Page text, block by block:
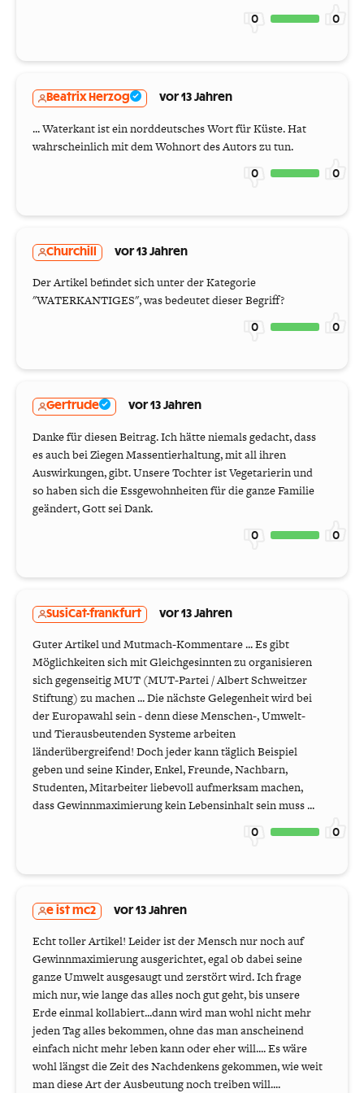
0 0
Beatrix Herzog vor 13 Jahren
... Waterkant ist ein norddeutsches Wort für Küste. Hat
wahrscheinlich mit dem Wohnort des Autors zu tun.
0 0
Churchill vor 13 Jahren
Der Artikel befindet sich unter der Kategorie
"WATERKANTIGES", was bedeutet dieser Begriff?
0 0
Gertrude vor 13 Jahren
Danke für diesen Beitrag. Ich hätte niemals gedacht, dass
es auch bei Ziegen Massentierhaltung, mit all ihren
Auswirkungen, gibt. Unsere Tochter ist Vegetarierin und
so haben sich die Essgewohnheiten für die ganze Familie
geändert, Gott sei Dank.
0 0
SusiCat-frankfurt vor 13 Jahren
Guter Artikel und Mutmach-Kommentare ... Es gibt
Möglichkeiten sich mit Gleichgesinnten zu organisieren
sich gegenseitig MUT (MUT-Partei / Albert Schweitzer
Stiftung) zu machen ... Die nächste Gelegenheit wird bei
der Europawahl sein - denn diese Menschen-, Umwelt-
und Tierausbeutenden Systeme arbeiten
länderübergreifend! Doch jeder kann täglich Beispiel
geben und seine Kinder, Enkel, Freunde, Nachbarn,
Studenten, Mitarbeiter liebevoll aufmerksam machen,
dass Gewinnmaximierung kein Lebensinhalt sein muss ...
0 0
e ist mc2 vor 13 Jahren
Echt toller Artikel! Leider ist der Mensch nur noch auf
Gewinnmaximierung ausgerichtet, egal ob dabei seine
ganze Umwelt ausgesaugt und zerstört wird. Ich frage
mich nur, wie lange das alles noch gut geht, bis unsere
Erde einmal kollabiert...dann wird man wohl nicht mehr
jeden Tag alles bekommen, ohne das man anscheinend
einfach nicht mehr leben kann oder eher will.... Es wäre
wohl längst die Zeit des Nachdenkens gekommen, wie weit
man diese Art der Ausbeutung noch treiben will....